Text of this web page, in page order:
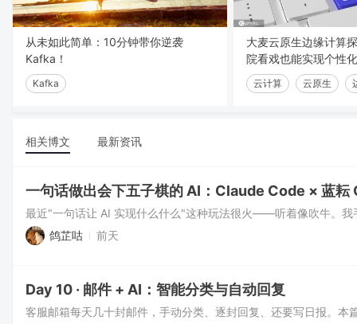
从未如此简单：10分钟带你逆袭
Kafka！
Kafka
大麦云原生边缘计算
院看戏也能实现个性化
云计算 云原生
相关博文 最新资讯
一句话做出会下五子棋的 AI：Claude Code × 蓝耘
鸽芷咕 前天
Day 10 · 邮件 + AI：智能分类与自动回复